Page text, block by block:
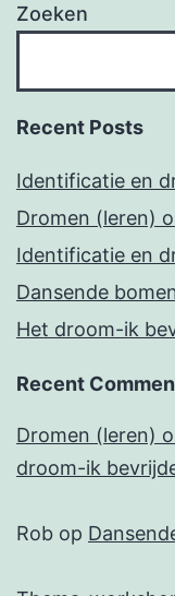
Zoeken
Recent Posts
Identificatie en
Dromen (leren)
Identificatie en
Dansende
Het droom-ik
Recent
Dromen (leren)
droom-ik
Rob op